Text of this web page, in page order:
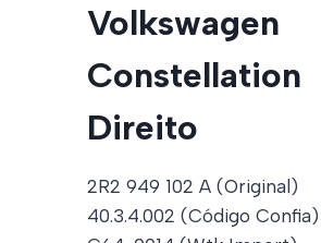
Volkswagen
Constellation
Direito
2R2 949 102 A (Original)
40.3.4.002 (Código Confia)